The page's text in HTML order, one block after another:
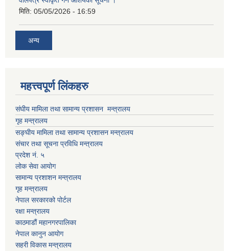
मिति: 05/05/2026 - 16:59
अन्य
महत्त्वपूर्ण लिंकहरु
संघीय मामिला तथा सामान्य प्रशासन मन्त्रालय
गृह मन्त्रालय
सङ्घीय मामिला तथा सामान्य प्रशासन मन्त्रालय
संचार तथा सूचना प्रविधि मन्त्रालय
प्रदेश नं. ५
लोक सेवा आयोग
सामान्य प्रशाशन मन्त्रालय
गृह मन्त्रालय
नेपाल सरकारको पोर्टल
रक्षा मन्त्रालय
काठमाडौं महानगरपालिका
नेपाल कानुन आयोग
सहरी विकास मन्त्रालय